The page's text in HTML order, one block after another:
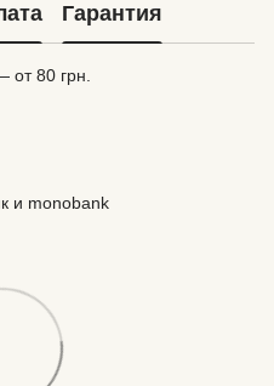
Гарантия
80 грн.
и monobank